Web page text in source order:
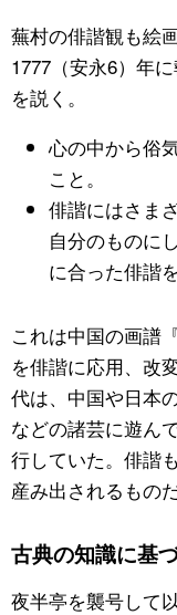
蕪村の俳諧観も絵
1777（安永6）年
を説く。
心の中から俗
こと。
俳諧にはさま
自分のものに
に合った俳諧
これは中国の画譜
を俳諧に応用、改
代は、中国や日本
などの諸芸に遊ん
行していた。俳諧
産み出されるもの
古典の知識に基
夜半亭を襲号して